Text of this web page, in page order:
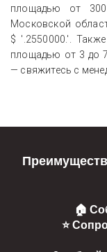
площадью от
Московской
$ '.2550000.'.
площадью от 3 до
— свяжитесь с
🏠
⭐